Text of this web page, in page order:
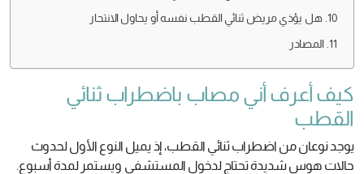
هل يؤذي مريض ثنائي القطب نفسه أو يحاول الانتحار
المصادر
كيف أعرف أني مصاب باضطراب ثنائي
القطب
يوجد نوعان من اضطراب ثنائي القطب، إذ يميل النوع الأول لحدوث
حالات هوس شديدة تحتاج لدخول المستشفى ويستمر لمدة أسبوع.